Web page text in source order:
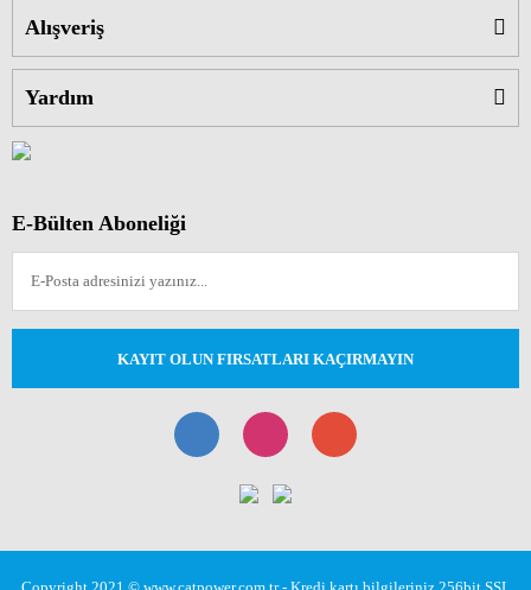
Alışveriş
Yardım
E-Bülten Aboneliği
KAYIT OLUN FIRSATLARI KAÇIRMAYIN
Copyright 2021 © www.catpower.com.tr - Kredi kartı bilgileriniz 256bit SSL